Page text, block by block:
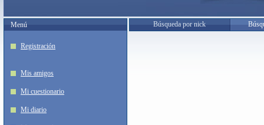
Menú
Registración
Mis amigos
Mi cuestionario
Mi diario
Búsqueda por nick